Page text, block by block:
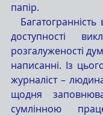
папір.
доступності
розгалуженості
написанні. Із
журналіст –
щодня
сумлінною